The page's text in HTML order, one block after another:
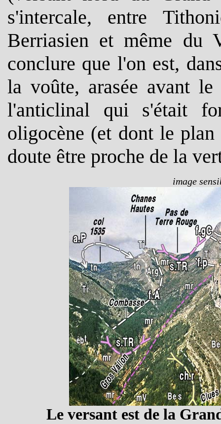
s'intercale, entre
Berriasien et même du
conclure que l'on est,
la voûte, arasée avant le
l'anticlinal qui s'était
oligocène (et dont le
doute être proche de la
image
Le versant est de la